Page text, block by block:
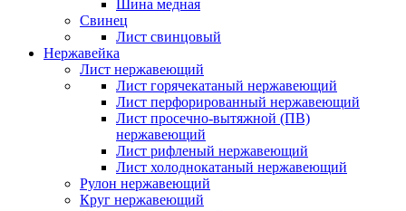
Шина медная
Свинец
Лист свинцовый
Нержавейка
Лист нержавеющий
Лист горячекатаный нержавеющий
Лист перфорированный нержавеющий
Лист просечно-вытяжной (ПВ)
нержавеющий
Лист рифленый нержавеющий
Лист холоднокатаный нержавеющий
Рулон нержавеющий
Круг нержавеющий